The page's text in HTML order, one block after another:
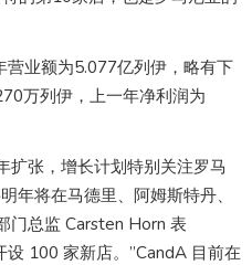
业额为5.077亿列伊，略有下
万列伊，上一年净利润为
扩张，增长计划特别关注罗马
年将在马德里、阿姆斯特丹、
门总监 Carsten Horn 表
100 家新店。”CandA 目前在